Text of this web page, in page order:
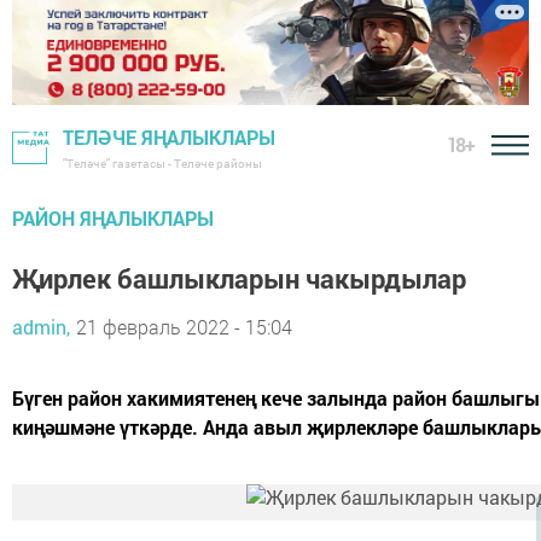
ТЕЛӘЧЕ ЯҢАЛЫКЛАРЫ
"Теләче" газетасы - Теләче районы
18+
РАЙОН ЯҢАЛЫКЛАРЫ
Җирлек башлыкларын чакырдылар
admin, 21 февраль 2022 - 15:04
Бүген район хакимиятенең кече залында район
киңәшмәне үткәрде. Анда авыл җирлекләре